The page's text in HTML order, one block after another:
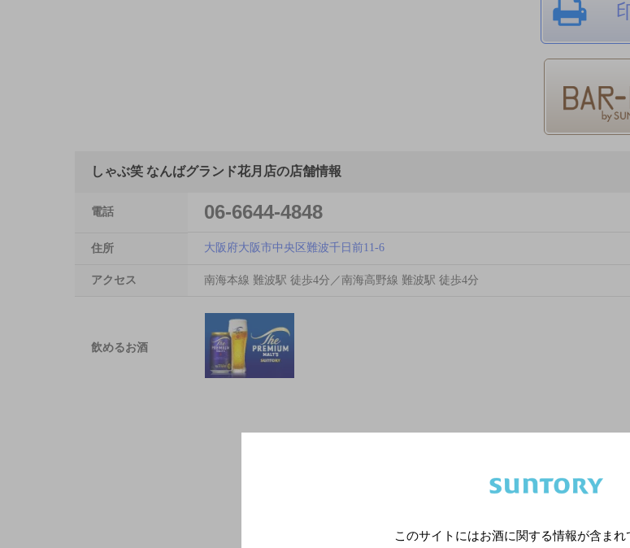
しゃぶ笑 なんばグランド花月店の店舗情報
電話 06-6644-4848
住所 大阪府大阪市中央区難波千日前11-6
アクセス 南海本線 難波駅 徒歩4分／南海高野線 難波駅 徒歩4分
飲めるお酒
このサイトにはお酒に関する情報が含まれ